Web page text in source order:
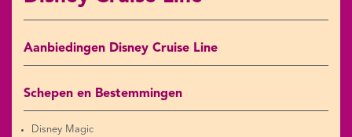
Aanbiedingen Disney Cruise Line
Schepen en Bestemmingen
Disney Magic